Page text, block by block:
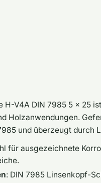
H-V4A DIN 7985 5 x 25
Holzanwendungen.
und überzeugt
für ausgezeichnete
: DIN 7985 Linsenkopf-